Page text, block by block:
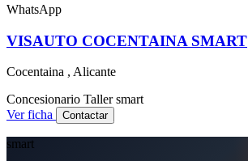
WhatsApp
VISAUTO COCENTAINA SMART
Cocentaina , Alicante
Concesionario Taller smart
Ver ficha
Contactar
smart